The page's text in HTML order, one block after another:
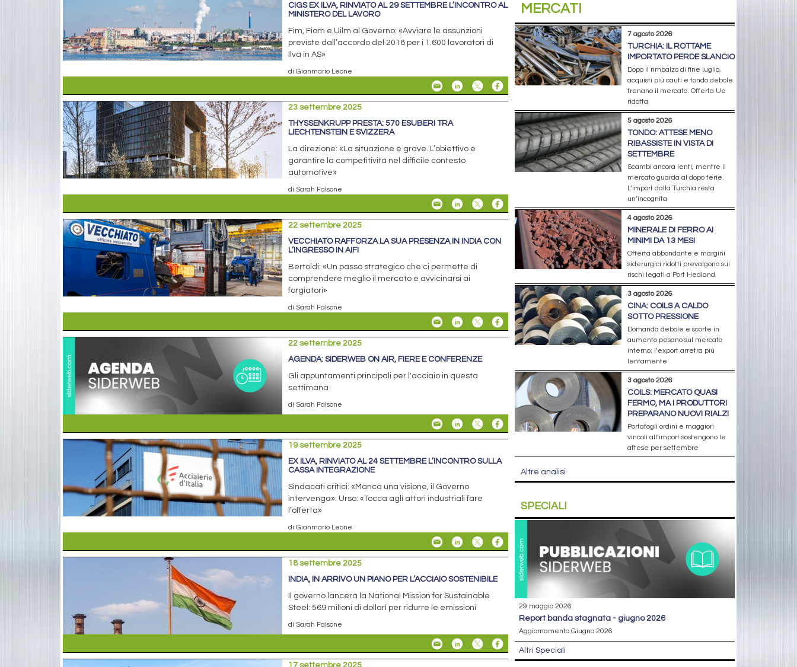
CIGS EX ILVA, RINVIATO AL 29 SETTEMBRE L’INCONTRO AL
MINISTERO DEL LAVORO
Fim, Fiom e Uilm al Governo: «Avviare le assunzioni
previste dall’accordo del 2018 per i 1.600 lavoratori di
Ilva in AS»
di Gianmario Leone
23 settembre 2025
THYSSENKRUPP PRESTA: 570 ESUBERI TRA
LIECHTENSTEIN E SVIZZERA
La direzione: «La situazione è grave. L’obiettivo è
garantire la competitività nel difficile contesto
automotive»
di Sarah Falsone
22 settembre 2025
VECCHIATO RAFFORZA LA SUA PRESENZA IN INDIA CON
L’INGRESSO IN AIFI
Bertoldi: «Un passo strategico che ci permette di
comprendere meglio il mercato e avvicinarsi ai
forgiatori»
di Sarah Falsone
22 settembre 2025
AGENDA: SIDERWEB ON AIR, FIERE E CONFERENZE
Gli appuntamenti principali per l'acciaio in questa
settimana
di Sarah Falsone
19 settembre 2025
EX ILVA, RINVIATO AL 24 SETTEMBRE L’INCONTRO SULLA
CASSA INTEGRAZIONE
Sindacati critici: «Manca una visione, il Governo
intervenga». Urso: «Tocca agli attori industriali fare
l’offerta»
di Gianmario Leone
18 settembre 2025
INDIA, IN ARRIVO UN PIANO PER L’ACCIAIO SOSTENIBILE
Il governo lancerà la National Mission for Sustainable
Steel: 569 milioni di dollari per ridurre le emissioni
di Sarah Falsone
MERCATI
7 agosto 2026
TURCHIA: IL ROTTAME
IMPORTATO PERDE SLANCIO
Dopo il rimbalzo di fine luglio,
acquisti più cauti e tondo debole
frenano il mercato. Offerta Ue
ridotta
5 agosto 2026
TONDO: ATTESE MENO
RIBASSISTE IN VISTA DI
SETTEMBRE
Scambi ancora lenti, mentre il
mercato guarda al dopo ferie.
L’import dalla Turchia resta
un’incognita
4 agosto 2026
MINERALE DI FERRO AI
MINIMI DA 13 MESI
Offerta abbondante e margini
siderurgici ridotti prevalgono sui
rischi legati a Port Hedland
3 agosto 2026
CINA: COILS A CALDO
SOTTO PRESSIONE
Domanda debole e scorte in
aumento pesano sul mercato
interno; l’export arretra più
lentamente
3 agosto 2026
COILS: MERCATO QUASI
FERMO, MA I PRODUTTORI
PREPARANO NUOVI RIALZI
Portafogli ordini e maggiori
vincoli all’import sostengono le
attese per settembre
Altre analisi
SPECIALI
29 maggio 2026
report banda stagnata - giugno 2026
Aggiornamento Giugno 2026
Altri Speciali